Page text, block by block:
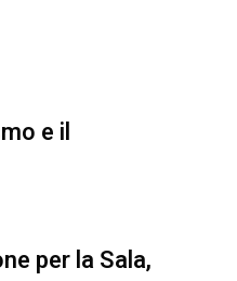
e il
per la Sala,